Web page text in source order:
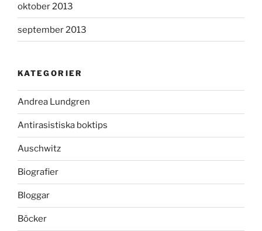
oktober 2013
september 2013
KATEGORIER
Andrea Lundgren
Antirasistiska boktips
Auschwitz
Biografier
Bloggar
Böcker